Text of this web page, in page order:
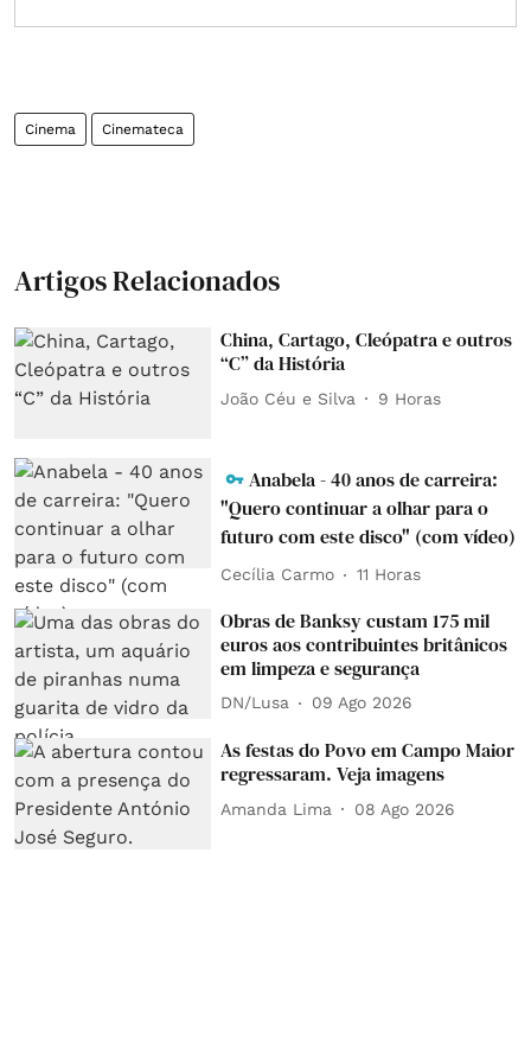
Cinema Cinemateca
Artigos Relacionados
China, Cartago, Cleópatra e outros
“C” da História
João Céu e Silva 9 Horas
Anabela - 40 anos de carreira:
"Quero continuar a olhar para o
futuro com este disco" (com vídeo)
Cecília Carmo 11 Horas
Obras de Banksy custam 175 mil
euros aos contribuintes britânicos
em limpeza e segurança
DN/Lusa 09 Ago 2026
As festas do Povo em Campo Maior
regressaram. Veja imagens
Amanda Lima 08 Ago 2026